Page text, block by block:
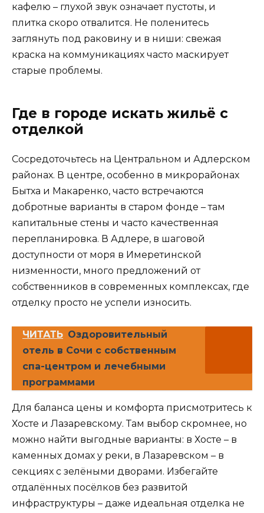
кафелю – глухой звук означает пустоты, и
плитка скоро отвалится. Не поленитесь
заглянуть под раковину и в ниши: свежая
краска на коммуникациях часто маскирует
старые проблемы.
Где в городе искать жильё с
отделкой
Сосредоточьтесь на Центральном и Адлерском
районах. В центре, особенно в микрорайонах
Бытха и Макаренко, часто встречаются
добротные варианты в старом фонде – там
капитальные стены и часто качественная
перепланировка. В Адлере, в шаговой
доступности от моря в Имеретинской
низменности, много предложений от
собственников в современных комплексах, где
отделку просто не успели износить.
ЧИТАТЬ Оздоровительный
отель в Сочи с собственным
спа-центром и лечебными
программами
Для баланса цены и комфорта присмотритесь к
Хосте и Лазаревскому. Там выбор скромнее, но
можно найти выгодные варианты: в Хосте – в
каменных домах у реки, в Лазаревском – в
секциях с зелёными дворами. Избегайте
отдалённых посёлков без развитой
инфраструктуры – даже идеальная отделка не